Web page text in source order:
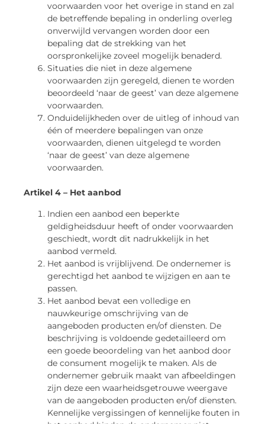
voorwaarden voor het overige in stand en zal
de betreffende bepaling in onderling overleg
onverwijld vervangen worden door een
bepaling dat de strekking van het
oorspronkelijke zoveel mogelijk benaderd.
Situaties die niet in deze algemene
voorwaarden zijn geregeld, dienen te worden
beoordeeld ‘naar de geest’ van deze algemene
voorwaarden.
Onduidelijkheden over de uitleg of inhoud van
één of meerdere bepalingen van onze
voorwaarden, dienen uitgelegd te worden
‘naar de geest’ van deze algemene
voorwaarden.
Artikel 4 – Het aanbod
Indien een aanbod een beperkte
geldigheidsduur heeft of onder voorwaarden
geschiedt, wordt dit nadrukkelijk in het
aanbod vermeld.
Het aanbod is vrijblijvend. De ondernemer is
gerechtigd het aanbod te wijzigen en aan te
passen.
Het aanbod bevat een volledige en
nauwkeurige omschrijving van de
aangeboden producten en/of diensten. De
beschrijving is voldoende gedetailleerd om
een goede beoordeling van het aanbod door
de consument mogelijk te maken. Als de
ondernemer gebruik maakt van afbeeldingen
zijn deze een waarheidsgetrouwe weergave
van de aangeboden producten en/of diensten.
Kennelijke vergissingen of kennelijke fouten in